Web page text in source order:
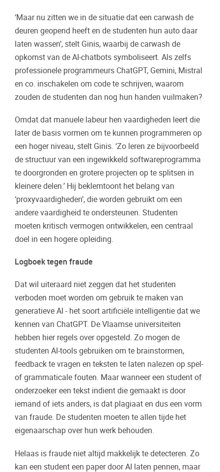
‘Maar nu zitten we in de situatie dat een carwash de
deuren geopend heeft en de studenten hun auto daar
laten wassen’, stelt Ginis, waarbij de carwash de
opkomst van de AI-chatbots symboliseert. Als zelfs
professionele programmeurs ChatGPT, Gemini, Mistral
en co. inschakelen om code te schrijven, waarom
zouden de studenten dan nog hun handen vuilmaken?
Omdat dat manuele labeur hen vaardigheden leert die
later de basis vormen om te kunnen programmeren op
een hoger niveau, stelt Ginis. ‘Zo leren ze bijvoorbeeld
de structuur van een ingewikkeld softwareprogramma
te doorgronden en grotere projecten op te splitsen in
kleinere delen.’ Hij beklemtoont het belang van
‘proxyvaardigheden’, die worden gebruikt om een
andere vaardigheid te ondersteunen. Studenten
moeten kritisch vermogen ontwikkelen, een centraal
doel in een hogere opleiding.
Logboek tegen fraude
Dat wil uiteraard niet zeggen dat het studenten
verboden moet worden om gebruik te maken van
generatieve AI - het soort artificiële intelligentie dat we
kennen van ChatGPT. De Vlaamse universiteiten
hebben hier regels over opgesteld. Zo mogen de
studenten AI-tools gebruiken om te brainstormen,
feedback te vragen en teksten te laten nalezen op spel-
of grammaticale fouten. Maar wanneer een student of
onderzoeker een tekst indient die gemaakt is door
iemand of iets anders, is dat plagiaat en dus een vorm
van fraude. De studenten moeten te allen tijde het
eigenaarschap over hun werk behouden.
Helaas is fraude niet altijd makkelijk te detecteren. Zo
kan een student een paper door AI laten pennen, maar